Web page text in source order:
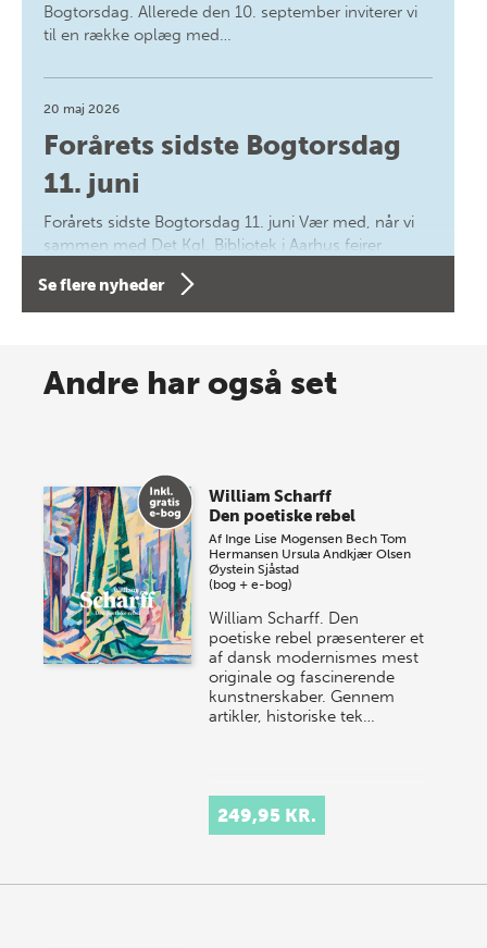
Bogtorsdag. Allerede den 10. september inviterer vi
til en række oplæg med…
20 maj 2026
Forårets sidste Bogtorsdag
11. juni
Forårets sidste Bogtorsdag 11. juni Vær med, når vi
sammen med Det Kgl. Bibliotek i Aarhus fejrer
forfatterne bag vores nyes…
Spar op til 70% til sommer-
store sommer-lagersalg, så sæt kryds i kalenderen
onsdag den 10. j…
Se flere nyheder
Andre har også set
William Scharff
Den poetiske rebel
Af Inge Lise Mogensen Bech Tom
Hermansen Ursula Andkjær Olsen
Øystein Sjåstad
(bog + e-bog)
William Scharff. Den
poetiske rebel præsenterer et
af dansk modernismes mest
originale og fascinerende
kunstnerskaber. Gennem
artikler, historiske tek…
249,95 KR.